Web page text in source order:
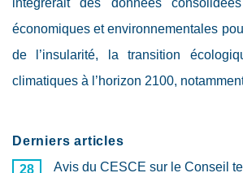
intègrerait des données
économiques et environnementales
de l’insularité, la transition
climatiques à l’horizon 2100,
Derniers articles
28
Avis du CESCE sur le Conseil